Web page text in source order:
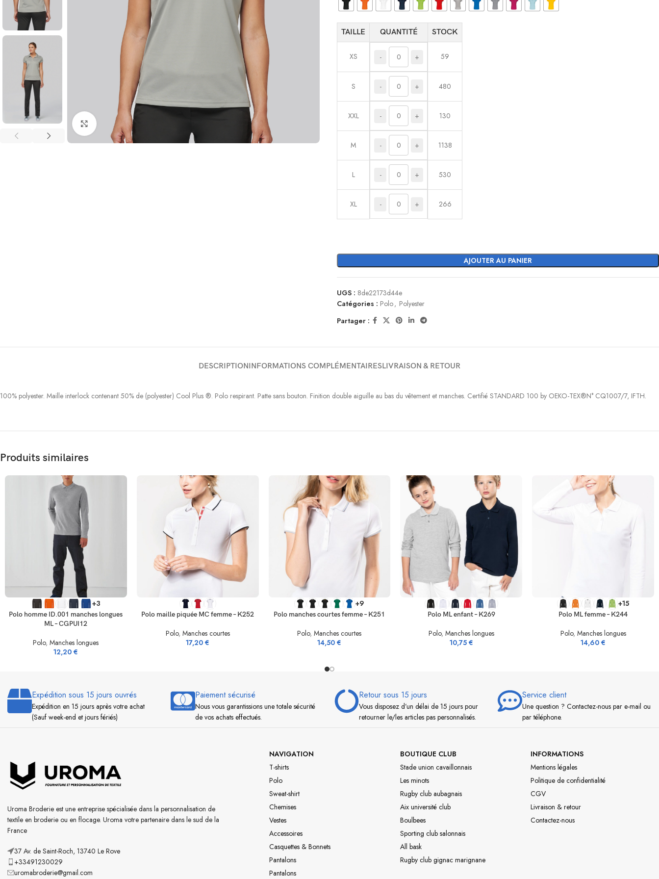
Click to enlarge
TAILLE QUANTITÉ STOCK
XS - + 59
S - + 480
XXL - + 130
M - + 1138
L - + 530
XL - + 266
AJOUTER AU PANIER
UGS : 8de22173d44e
Catégories : Polo, Polyester
Partager :
DESCRIPTIONINFORMATIONS COMPLÉMENTAIRESLIVRAISON & RETOUR
100% polyester. Maille interlock contenant 50% de (polyester) Cool Plus ®. Polo respirant. Patte sans bouton. Finition double aiguille au bas du vêtement et manches. Certifié STANDARD 100 by OEKO-TEX®N° CQ1007/7, IFTH.
Produits similaires
SELECT OPTIONS +3
Polo homme ID.001 manches longues
ML – CGPUI12
Polo,Manches longues
12,20€
SELECT OPTIONS
Polo maille piquée MC femme – K252
Polo, Manches courtes
17,20€
SELECT OPTIONS +9
Polo manches courtes femme – K251
Polo,Manches courtes
14,50€
SELECT OPTIONS
Polo ML enfant – K269
Polo, Manches longues
10,75 €
SELECT OPTIONS +15
Polo ML femme – K244
Polo, Manches longues
14,60€
Expédition sous 15 jours ouvrés
Expédition en 15 jours après votre achat
(Sauf week-end et jours fériés)
Paiement sécurisé
Nous vous garantissions une totale sécurité
de vos achats effectués.
Retour sous 15 jours
Vous disposez d’un délai de 15 jours pour
retourner le/les articles pas personnalisés.
Service client
Une question ? Contactez-nous par e-mail ou
par téléphone.
Uroma Broderie est une entreprise spécialisée dans la personnalisation de
textile en broderie ou en flocage. Uroma votre partenaire dans le sud de la
France
37 Av. de Saint-Roch, 13740 Le Rove
+33491230029
uromabroderie@gmail.com
NAVIGATION
T-shirts
Polo
Sweat-shirt
Chemises
Vestes
Accessoires
Casquettes & Bonnets
Pantalons
Pantalons
BOUTIQUE CLUB
Stade union cavaillonnais
Les minots
Rugby club aubagnais
Aix université club
Boulbees
Sporting club salonnais
All bask
Rugby club gignac marignane
INFORMATIONS
Mentions légales
Politique de confidentialité
CGV
Livraison & retour
Contactez-nous